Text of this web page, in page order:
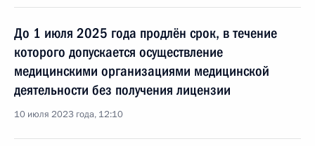
До 1 июля 2025 года продлён срок, в течение
которого допускается осуществление
медицинскими организациями медицинской
деятельности без получения лицензии
10 июля 2023 года, 12:10